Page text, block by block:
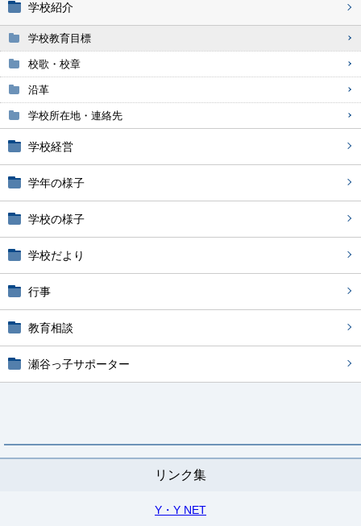
学校紹介
学校教育目標
校歌・校章
沿革
学校所在地・連絡先
学校経営
学年の様子
学校の様子
学校だより
行事
教育相談
瀬谷っ子サポーター
リンク集
Y・Y NET